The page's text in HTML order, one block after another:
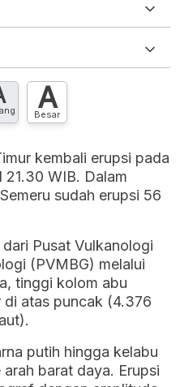
sekarang
A
Besar
kembali erupsi pada
WIB. Dalam
sudah erupsi 56
Pusat Vulkanologi
(PVMBG) melalui
tinggi kolom abu
di atas puncak (4.376
putih hingga kelabu
barat daya. Erupsi